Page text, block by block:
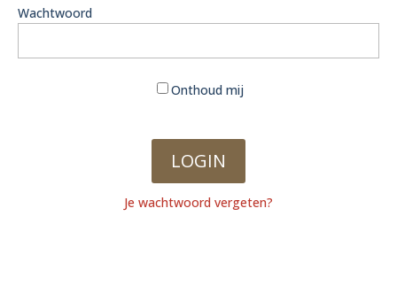
Wachtwoord
Onthoud mij
Je wachtwoord vergeten?